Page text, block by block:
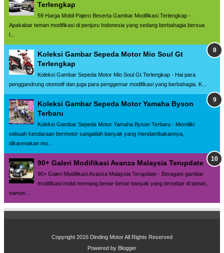
Terlengkap
59 Harga Mobil Pajero Beserta Gambar Modifikasi Terlengkap -
Apakabar teman modifikasi di penjuru Indonesia yang sedang berbahagia bersua
Koleksi Gambar Sepeda Motor Mio Soul Gt
Terlengkap
Koleksi Gambar Sepeda Motor Mio Soul Gt Terlengkap - Hai para
penggandrung otomotif dan juga para penggemar modifikasi yang berbahagia. K...
Koleksi Gambar Sepeda Motor Yamaha Byson
Terbaru
Koleksi Gambar Sepeda Motor Yamaha Byson Terbaru - Memiliki
sebuah kendaraan bermotor sangatlah banyak yang mendambakannya,
dikarenakan mo...
90+ Galeri Modifikasi Avanza Malaysia Terupdate
90+ Galeri Modifikasi Avanza Malaysia Terupdate - Beragam gambar
modifikasi mobil memang benar-benar banyak yang tersebar di laman,
namun ...
Copyright 2016 Dinding Motor All Rights Reserved
Powered by Blogger